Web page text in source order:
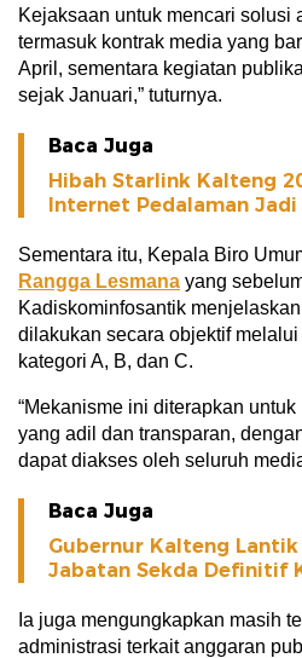
Kejaksaan untuk mencari solusi
termasuk kontrak media yang
April, sementara kegiatan
sejak Januari,” tuturnya.
Baca Juga
Hibah Starlink Kalteng
Internet Pedalaman
Sementara itu, Kepala Biro
Rangga Lesmana yang
Kadiskominfosantik
dilakukan secara objektif
kategori A, B, dan C.
“Mekanisme ini diterapkan
yang adil dan transparan,
dapat diakses oleh seluruh
Baca Juga
Gubernur Kalteng
Jabatan Sekda Definitif
Ia juga mengungkapkan masih
administrasi terkait anggaran